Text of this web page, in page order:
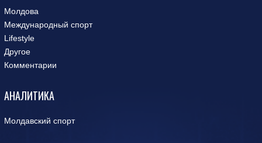
Молдова
Международный спорт
Lifestyle
Другое
Комментарии
АНАЛИТИКА
Молдавский спорт